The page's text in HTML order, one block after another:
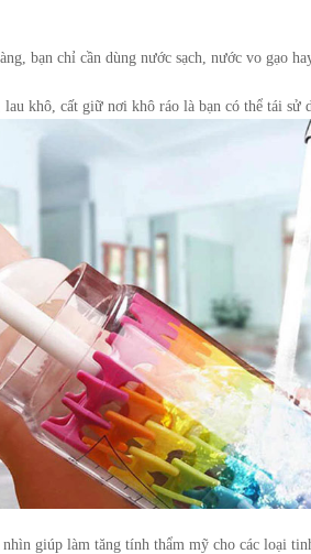
bạn chỉ cần dùng nước sạch, nước vo gạo
khô, cất giữ nơi khô ráo là bạn có thể tái sử
giúp làm tăng tính thẩm mỹ cho các loại